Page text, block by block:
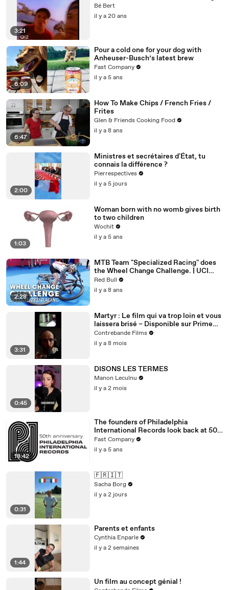
3:21
Bé Bert
il y a 20 ans
6:09
Pour a cold one for your dog with
Anheuser-Busch’s latest brew
Fast Company
il y a 5 ans
6:47
How To Make Chips / French Fries /
Frites
Glen & Friends Cooking Food
il y a 8 ans
2:00
Ministres et secrétaires d'État, tu
connais la différence ?
Pierrespectives
il y a 5 jours
1:03
Woman born with no womb gives birth
to two children
Wochit
il y a 5 ans
2:28
MTB Team "Specialized Racing" does
the Wheel Change Challenge. | UCI
MTB 2018
Red Bull
il y a 8 ans
3:31
Martyr : Le film qui va trop loin et vous
laissera brisé – Disponible sur Prime
Video
Contrebande Films
il y a 8 mois
0:45
DISONS LES TERMES
Manon Leculnu
il y a 2 mois
18:42
The founders of Philadelphia
International Records look back at 50
years of Philly Soul
Fast Company
il y a 5 ans
0:31
🇫🇷🇮🇹
Sacha Borg
il y a 2 jours
1:44
Parents et enfants
Cynthia Enparle
il y a 2 semaines
Un film au concept génial !